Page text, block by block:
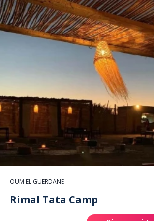
Panneau de gestion des cookies
OUM EL GUERDANE
Rimal Tata Camp